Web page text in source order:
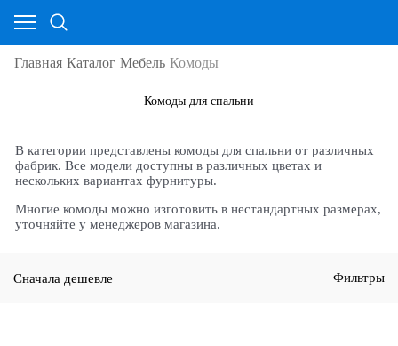
Главная Каталог Мебель Комоды
Комоды для спальни
В категории представлены комоды для спальни от различных
фабрик. Все модели доступны в различных цветах и
нескольких вариантах фурнитуры.
Многие комоды можно изготовить в нестандартных размерах,
уточняйте у менеджеров магазина.
Сначала дешевле Фильтры